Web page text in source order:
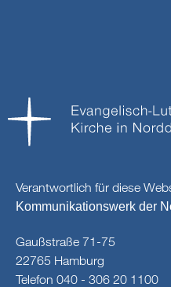
Verantwortlich für diese
Kommunikationswerk der
Gaußstraße 71-75
22765 Hamburg
Telefon 040 - 306 20 1100